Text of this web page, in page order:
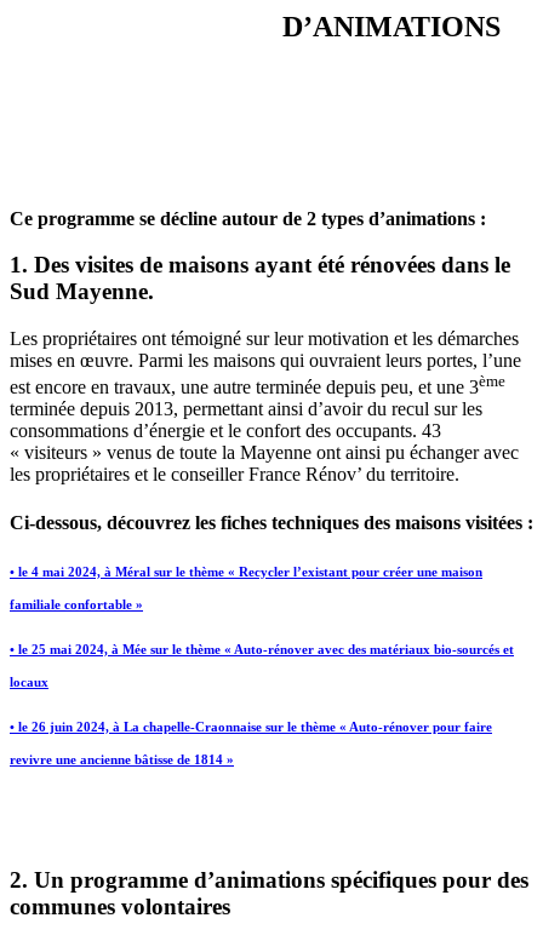
D’ANIMATIONS
Ce programme se décline autour de 2 types d’animations :
1. Des visites de maisons ayant été rénovées dans le
Sud Mayenne.
Les propriétaires ont témoigné sur leur motivation et les démarches
mises en œuvre. Parmi les maisons qui ouvraient leurs portes, l’une
est encore en travaux, une autre terminée depuis peu, et une 3ème
terminée depuis 2013, permettant ainsi d’avoir du recul sur les
consommations d’énergie et le confort des occupants. 43
« visiteurs » venus de toute la Mayenne ont ainsi pu échanger avec
les propriétaires et le conseiller France Rénov’ du territoire.
Ci-dessous, découvrez les fiches techniques des maisons visitées :
• le 4 mai 2024, à Méral sur le thème « Recycler l’existant pour créer une maison
familiale confortable »
• le 25 mai 2024, à Mée sur le thème « Auto-rénover avec des matériaux bio-sourcés et
locaux
• le 26 juin 2024, à La chapelle-Craonnaise sur le thème « Auto-rénover pour faire
revivre une ancienne bâtisse de 1814 »
2. Un programme d’animations spécifiques pour des
communes volontaires